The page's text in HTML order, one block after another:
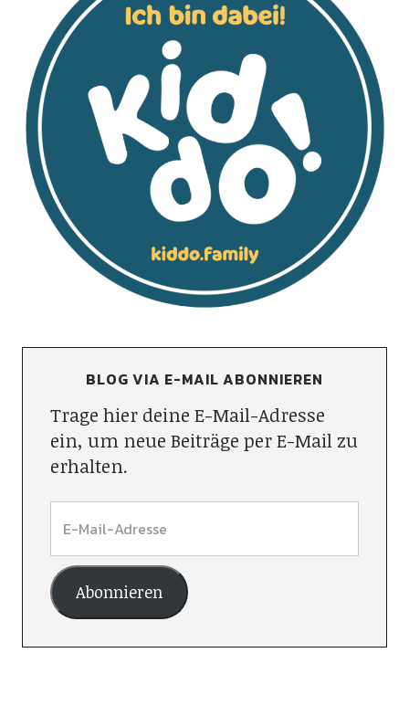
BLOG VIA E-MAIL ABONNIEREN
Trage hier deine E-Mail-Adresse
ein, um neue Beiträge per E-Mail zu
erhalten.
Abonnieren